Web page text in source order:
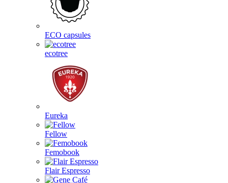
ECO capsules
ecotree
Eureka
Fellow
Femobook
Flair Espresso